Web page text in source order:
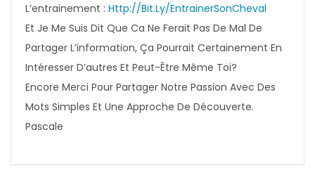
L’entrainement : Http://bit.ly/EntrainerSonCheval
Et Je Me Suis Dit Que Ca Ne Ferait Pas De Mal De
Partager L’information, Ça Pourrait Certainement En
Intéresser D’autres Et Peut-Être Même Toi?
Encore Merci Pour Partager Notre Passion Avec Des
Mots Simples Et Une Approche De Découverte.
Pascale